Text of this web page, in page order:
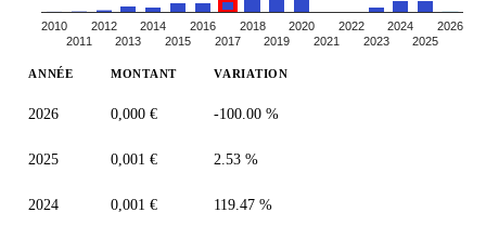
2010
2011
2012
2013
2014
2015
2016
2017
2018
2019
2020
2021
2022
2023
2024
2025
2026
ANNÉE MONTANT VARIATION
2026 0,000 € -100.00 %
2025 0,001 € 2.53 %
2024 0,001 € 119.47 %